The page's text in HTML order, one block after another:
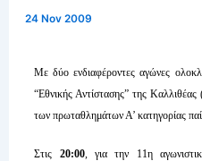
24 Nov 2009
Με δύο ενδιαφέροντες αγώνες
“Εθνικής Αντίστασης” της Καλλιθέας
των πρωταθλημάτων Α’ κατηγορίας
Στις 20:00, για την 11η